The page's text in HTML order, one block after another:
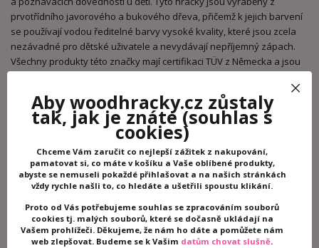
prvotřídního javorového a bukového dřeva, přičemž k jejich barvení
se používají vodou ředitelné barvy vysoké kvality, které jsou zcela
nezávadné pro dětské uživatele a nevydávají nepříjemný zápach.
Všechny produkty této značky mají certifikaci TÜV z Německa a jsou
Hračky značky Cubika se vyrábí v Evropě.
Potřebujete poradit?
(Po-Ne, 8-21 hod.)
Aby woodhracky.cz zůstaly
tak, jak je znáte(souhlas s
cookies)
Chceme Vám zaručit co nejlepší zážitek z nakupování,
pamatovat si, co máte v košíku a Vaše oblíbené produkty,
abyste se nemuseli pokaždé přihlašovat a na našich stránkách
vždy rychle našli to, co hledáte a ušetřili spoustu klikání.
Proto od Vás potřebujeme souhlas se zpracováním souborů
cookies tj. malých souborů, které se dočasně ukládají na
Vašem prohlížeči. Děkujeme, že nám ho dáte a pomůžete nám
web zlepšovat. Budeme se k Vašim datům chovat slušně.